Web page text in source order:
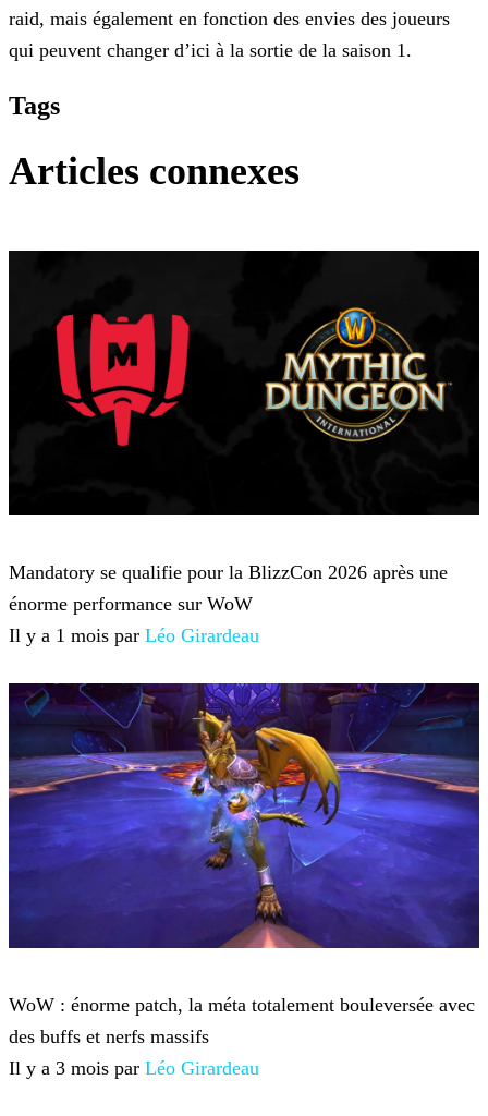
raid, mais également en fonction des envies des joueurs
qui peuvent changer d’ici à la sortie de la saison 1.
Tags
Articles connexes
Mandatory se qualifie pour la BlizzCon 2026 après une
énorme performance sur WoW
Il y a 1 mois par Léo Girardeau
WoW : énorme patch, la méta totalement bouleversée avec
des buffs et nerfs massifs
Il y a 3 mois par Léo Girardeau